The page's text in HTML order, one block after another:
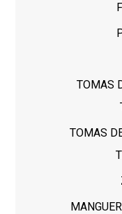
TOMAS
TOMAS